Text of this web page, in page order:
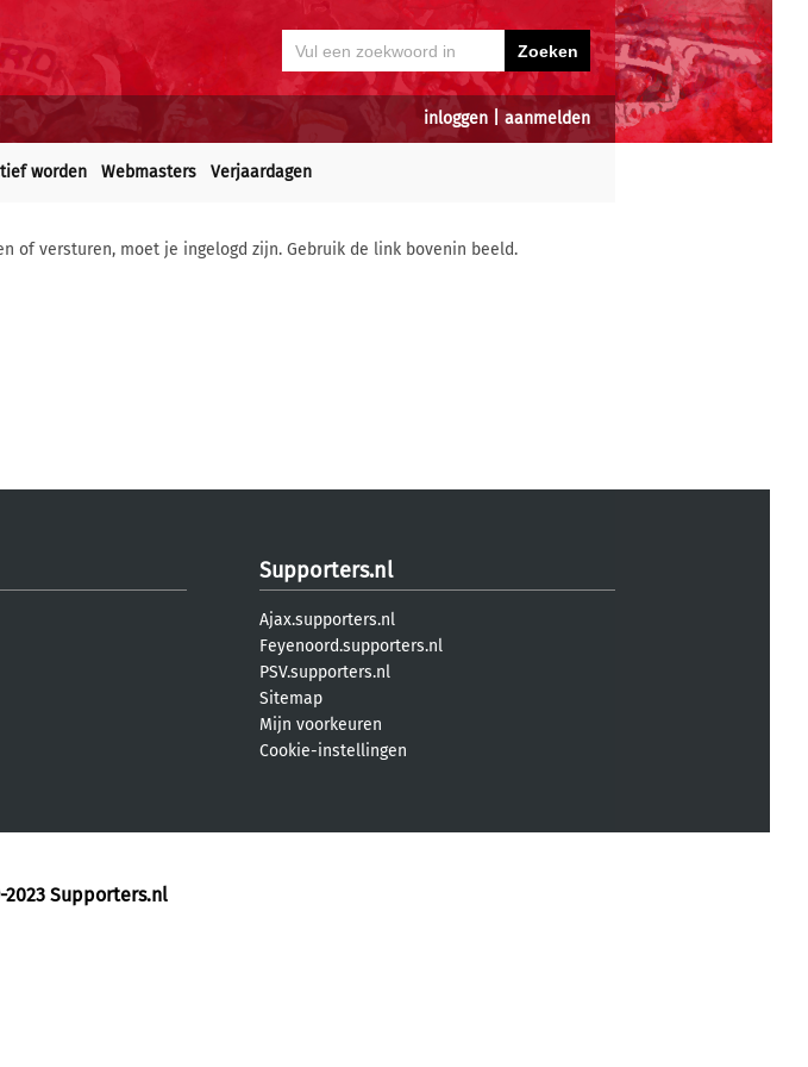
inloggen aanmelden
worden Webmasters Verjaardagen
of versturen, moet je ingelogd zijn. Gebruik de link bovenin beeld.
Supporters.nl
Ajax.supporters.nl
Feyenoord.supporters.nl
PSV.supporters.nl
Sitemap
Mijn voorkeuren
Cookie-instellingen
Supporters.nl